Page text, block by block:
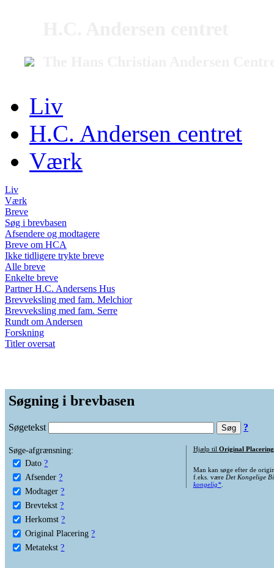
Liv
H.C. Andersen centret
Værk
Liv
Værk
Breve
Søg i brevbasen
Afsendere og modtagere
Breve om HCA
Ikke tidligere trykte breve
Alle breve
Enkelte breve
Partner H.C. Andersens Hus
Brevveksling med fam. Melchior
Brevveksling med fam. Serre
Rundt om Andersen
Forskning
Titler oversat
Søgning i brevbasen
Søgetekst ?
Søge-afgrænsning:
Dato ?
Afsender ?
Modtager ?
Brevtekst ?
Herkomst ?
Original Placering ?
Metatekst ?
Hjælp til Original Placering
Man kan søge efter de
f.eks. være Det Kongelige
kongelig*.